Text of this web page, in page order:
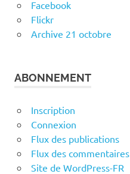
Facebook
Flickr
Archive 21 octobre
ABONNEMENT
Inscription
Connexion
Flux des publications
Flux des commentaires
Site de WordPress-FR